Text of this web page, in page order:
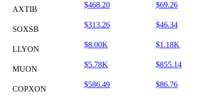
AXTIB
$468.20 $69.26
SOXSB
$313.26 $46.34
LLYON
$8.00K $1.18K
MUON
$5.78K $855.14
COPXON
$586.49 $86.76